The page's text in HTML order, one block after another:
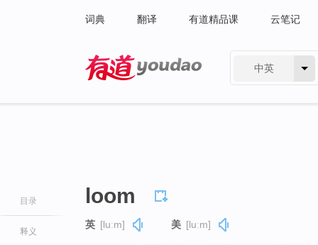
词典 翻译 有道精品课 云笔记
中英
目录
释义
loom
英 [luːm] 美 [luːm]